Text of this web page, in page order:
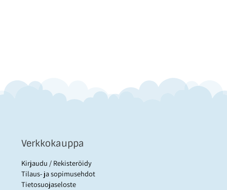
Verkkokauppa
Kirjaudu / Rekisteröidy
Tilaus- ja sopimusehdot
Tietosuojaseloste